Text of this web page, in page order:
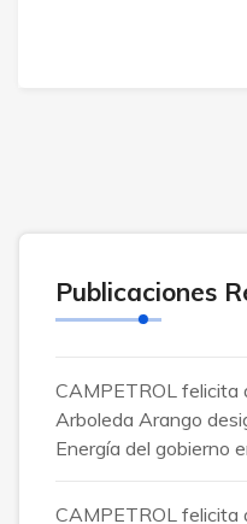
Publicaciones
CAMPETROL felicita
Arboleda Arango
Energía del gobierno
CAMPETROL felicita